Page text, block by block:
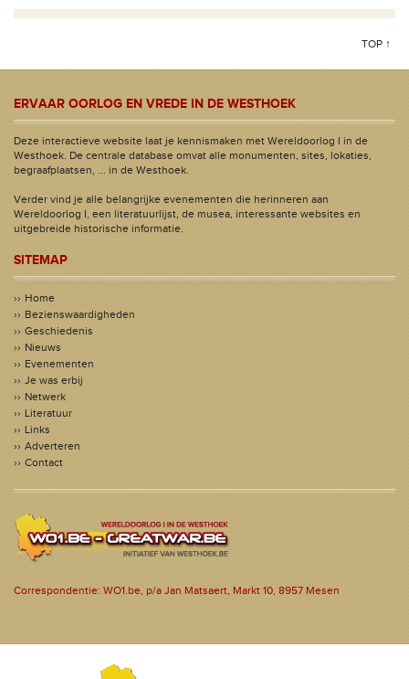
TOP ↑
ERVAAR OORLOG EN VREDE IN DE WESTHOEK
Deze interactieve website laat je kennismaken met Wereldoorlog I in de
Westhoek. De centrale database omvat alle monumenten, sites, lokaties,
begraafplaatsen, ... in de Westhoek.
Verder vind je alle belangrijke evenementen die herinneren aan
Wereldoorlog I, een literatuurlijst, de musea, interessante websites en
uitgebreide historische informatie.
SITEMAP
Home
Bezienswaardigheden
Geschiedenis
Nieuws
Evenementen
Je was erbij
Netwerk
Literatuur
Links
Adverteren
Contact
Correspondentie: WO1.be, p/a Jan Matsaert, Markt 10, 8957 Mesen